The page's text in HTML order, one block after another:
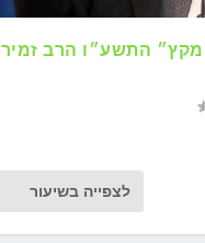
התשע״ו הרב זמיר
לצפייה בשיעור